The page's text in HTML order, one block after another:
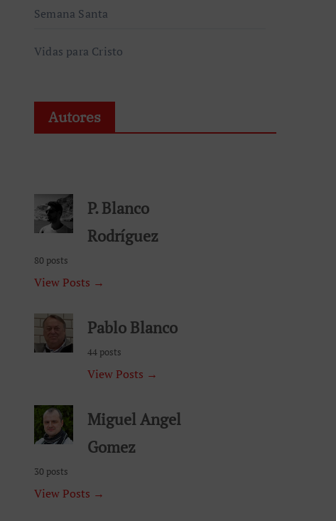
Semana Santa
Vidas para Cristo
Autores
P. Blanco
Rodríguez
80 posts
View Posts →
Pablo Blanco
44 posts
View Posts →
Miguel Angel
Gomez
30 posts
View Posts →